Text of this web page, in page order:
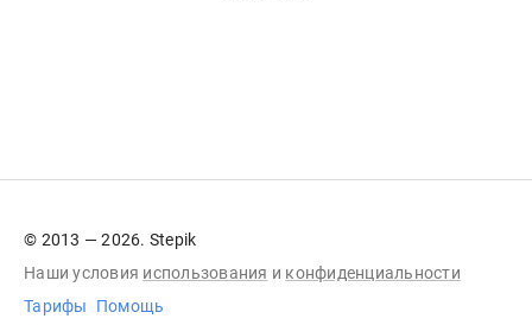
© 2013 — 2026. Stepik
Наши условия использования и конфиденциальности
Тарифы
Помощь